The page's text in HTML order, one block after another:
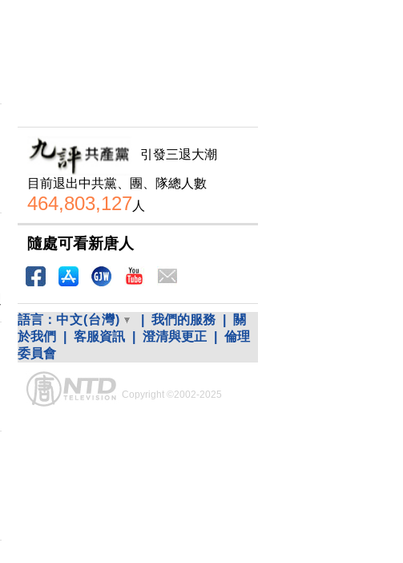
引發三退大潮
目前退出中共黨、團、隊總人數
464,803,127人
隨處可看新唐人
語言： 中文(台灣) 我們的服務
關
於我們
客服資訊 澄清與更正
倫理
委員會
Copyright ©2002-2025